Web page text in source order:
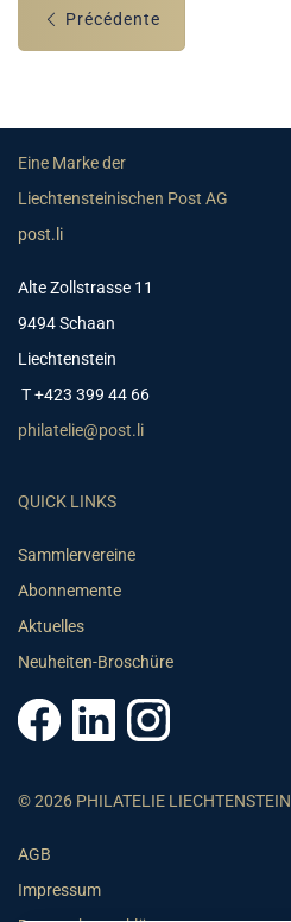
Précédente
Eine Marke der
Liechtensteinischen Post AG
post.li
Alte Zollstrasse 11
9494 Schaan
Liechtenstein
T +423 399 44 66
philatelie@post.li
QUICK LINKS
Sammlervereine
Abonnemente
Aktuelles
Neuheiten-Broschüre
© 2026 PHILATELIE LIECHTENSTEIN
AGB
Impressum